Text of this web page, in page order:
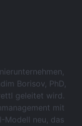
Borisov, PhD,
geleitet wird.
mit
Modell neu, das